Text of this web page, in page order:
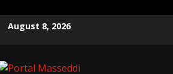
August 8, 2026